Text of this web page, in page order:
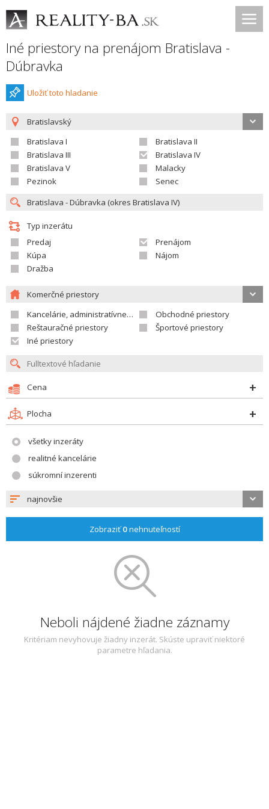
Iné priestory na prenájom Bratislava -
Dúbravka
Uložiť toto hladanie
Bratislavský
Bratislava I
Bratislava II
Bratislava III
Bratislava IV
Bratislava V
Malacky
Pezinok
Senec
Typ inzerátu
Predaj
Prenájom
Kúpa
Nájom
Dražba
Komerčné priestory
Kancelárie, administratívne priestory
Obchodné priestory
Reštauračné priestory
Športové priestory
Iné priestory
Cena
Plocha
všetky inzeráty
realitné kancelárie
súkromní inzerenti
najnovšie
Zobraziť0nehnuteľností
Neboli nájdené žiadne záznamy
Kritériam nevyhovuje žiadny inzerát. Skúste upraviť niektoré
parametre hľadania.